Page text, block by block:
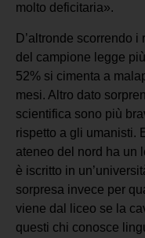
molto deficitaria».
D’altronde scorrendo
del campione legge
52% si cimenta a
mesi. Altro dato
scientifica sono più
rispetto a gli umanisti.
ateneo del nord ha un
è iscritto in
sorpresa invece per
viene dal liceo se la
questi chi conosce